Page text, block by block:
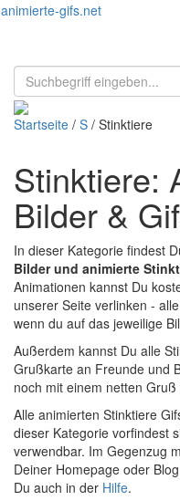
animierte-gifs.net
Startseite / S / Stinktiere
Stinktiere:
Bilder &
In dieser Kategorie findest
Bilder und animierte
Animationen kannst Du
unserer Seite verlinken -
wenn du auf das jeweilige
Außerdem kannst Du alle
Grußkarte an Freunde und
noch mit einem netten Gruß
Alle animierten Stinktiere
dieser Kategorie vorfindest
verwendbar. Im Gegenzug
Deiner Homepage oder Blog
Du auch in der Hilfe.